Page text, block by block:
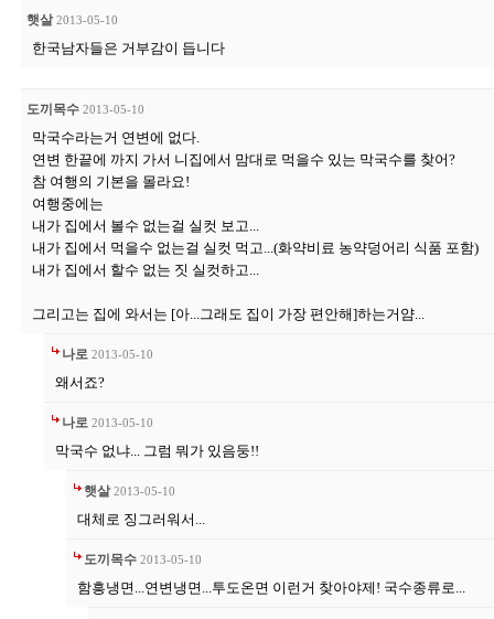
햇살 2013-05-10
한국남자들은 거부감이 듭니다
도끼목수 2013-05-10
막국수라는거 연변에 없다.
연변 한끝에 까지 가서 니집에서 맘대로 먹을수 있는 막국수를 찾어?
참 여행의 기본을 몰라요!
여행중에는
내가 집에서 볼수 없는걸 실컷 보고...
내가 집에서 먹을수 없는걸 실컷 먹고...(화약비료 농약덩어리 식품 포함)
내가 집에서 할수 없는 짓 실컷하고...
그리고는 집에 와서는 [아...그래도 집이 가장 편안해]하는거얌...
나로 2013-05-10
왜서죠?
나로 2013-05-10
막국수 없냐... 그럼 뭐가 있음둥!!
햇살 2013-05-10
대체로 징그러워서...
도끼목수 2013-05-10
함흥냉면...연변냉면...투도온면 이런거 찾아야제! 국수종류로...